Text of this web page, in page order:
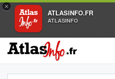
×
ATLASINFO.FR
ATLASINFO